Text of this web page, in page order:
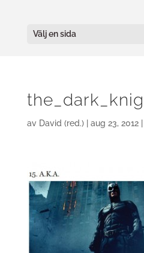
Välj en sida
av David (red.)| aug 23, 2012|